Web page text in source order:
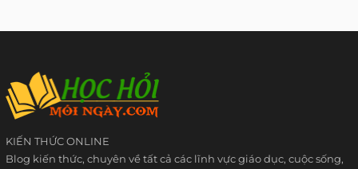
KIẾN THỨC ONLINE
Blog kiến thức, chuyên về tất cả các lĩnh vực giáo dục, cuộc sống,